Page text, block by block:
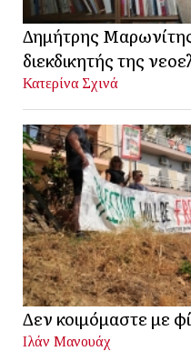
Δημήτρης
διεκδικητής της
Κατερίνα Σχινά
Δεν κοιμόμαστε με
Ιλάν Μανουάχ